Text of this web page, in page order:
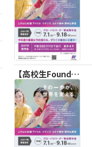
【高校生Foundation Course 】2026年度 しのはら財団 アメリカ・イギリス・カナダ英語留学奨学金